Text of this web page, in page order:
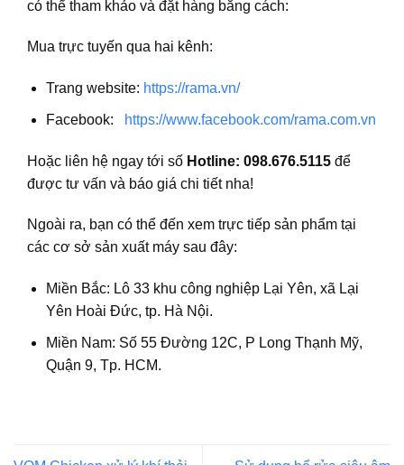
có thể tham khảo và đặt hàng bằng cách:
Mua trực tuyến qua hai kênh:
Trang website: https://rama.vn/
Facebook: https://www.facebook.com/rama.com.vn
Hoặc liên hệ ngay tới số Hotline: 098.676.5115 để
được tư vấn và báo giá chi tiết nha!
Ngoài ra, bạn có thể đến xem trực tiếp sản phẩm tại
các cơ sở sản xuất máy sau đây:
Miền Bắc: Lô 33 khu công nghiệp Lại Yên, xã Lại
Yên Hoài Đức, tp. Hà Nội.
Miền Nam: Số 55 Đường 12C, P Long Thạnh Mỹ,
Quận 9, Tp. HCM.